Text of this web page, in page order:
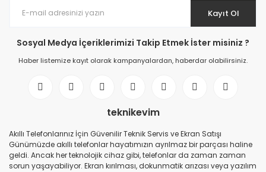
Kayıt Ol
Sosyal Medya İçeriklerimizi Takip Etmek İster misiniz ?
Haber listemize kayıt olarak kampanyalardan, haberdar olabilirsiniz.
teknikevim
Akıllı Telefonlarınız İçin Güvenilir Teknik Servis ve Ekran Satışı
Günümüzde akıllı telefonlar hayatımızın ayrılmaz bir parçası haline
geldi. Ancak her teknolojik cihaz gibi, telefonlar da zaman zaman
sorun yaşayabiliyor. Ekran kırılması, dokunmatik arızası veya yazılım